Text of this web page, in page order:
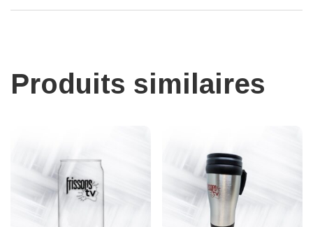
Produits similaires